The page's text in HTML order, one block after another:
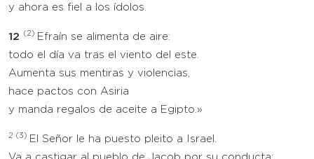
y ahora es fiel a los ídolos.
12 (2) Efraín se alimenta de aire:
todo el día va tras el viento del este.
Aumenta sus mentiras y violencias,
hace pactos con Asiria
y manda regalos de aceite a Egipto.»
2 (3) El Señor le ha puesto pleito a Israel.